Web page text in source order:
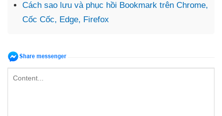
Cách sao lưu và phục hồi Bookmark trên Chrome,
Cốc Cốc, Edge, Firefox